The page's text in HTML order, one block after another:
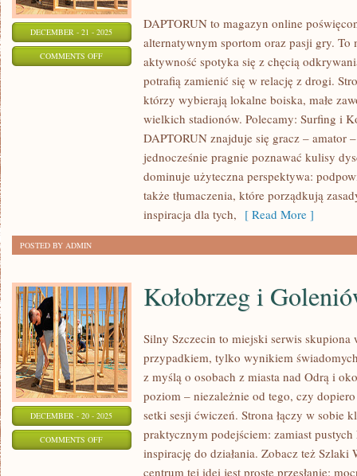
DECEMBER - 21 - 2025
COMMENTS OFFON
TRADYCYJNE
REGIONALNE
PIŁKA
RĘCZNA
AMATORSKA
DAPTORUN to magazyn online
alternatywnym sportom oraz pasji gry. To
aktywność spotyka się z chęcią
potrafią zamienić się w relację z drogi.
którzy wybierają lokalne boiska, małe
wielkich stadionów. Polecamy: Surfing i
DAPTORUN znajduje się gracz – amator
jednocześnie pragnie poznawać kulisy
dominuje użyteczna perspektywa:
także tłumaczenia, które porządkują
inspiracja dla tych, [ Read More ]
POSTED BY ADMIN
DECEMBER - 20 - 2025
COMMENTS OFFON
KOŁOBRZEG
Kołobrzeg i
Silny Szczecin to miejski serwis skupiona
przypadkiem, tylko wynikiem
z myślą o osobach z miasta nad Odrą i
poziom – niezależnie od tego, czy
setki sesji ćwiczeń. Strona łączy w sobie
praktycznym podejściem: zamiast pustych
inspirację do działania. Zobacz też Szlaki
centrum tej idei jest proste przesłanie: